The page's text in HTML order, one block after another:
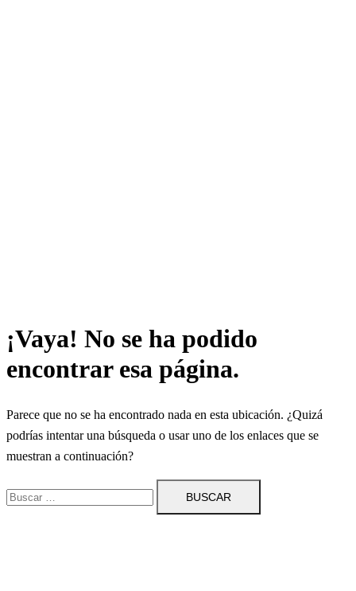
¡Vaya! No se ha podido
encontrar esa página.
Parece que no se ha encontrado nada en esta ubicación. ¿Quizá
podrías intentar una búsqueda o usar uno de los enlaces que se
muestran a continuación?
Buscar: